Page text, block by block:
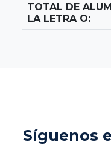
TOTAL DE
LA LETRA O:
Síguenos